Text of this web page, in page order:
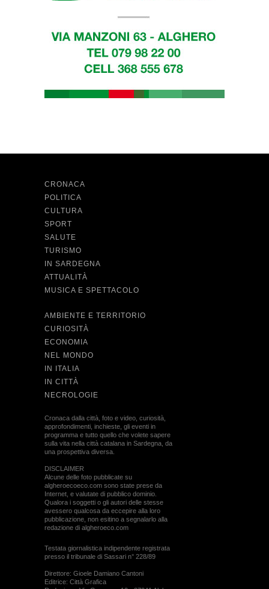
CRONACA
POLITICA
CULTURA
SPORT
SALUTE
TURISMO
IN SARDEGNA
ATTUALITÀ
MUSICA E SPETTACOLO
AMBIENTE E TERRITORIO
CURIOSITÀ
ECONOMIA
NEL MONDO
IN ITALIA
IN CITTÀ
NECROLOGIE
Cronaca dalla città, foto e video, curiosità,
approfondimenti, inchieste, gli eventi in
programma e tutto quello che volete sapere
sulla vita nella città catalana in Sardegna, da
una prospettiva diversa.
DISCLAIMER
Alcune delle foto pubblicate su
algheroecoeco.com sono state prese da
Internet, e valutate di pubblico dominio.
Qualora i soggetti o gli autori delle stesse
avessero qualcosa da eccepire alla loro
pubblicazione, non esitino a segnalarlo alla
redazione di algheroeco.com
Testata giornalistica indipendente registrata
presso il tribunale di Sassari n° 228/89
Direttore: Gioele Damiano Cantoni
Editrice: Città Grafica